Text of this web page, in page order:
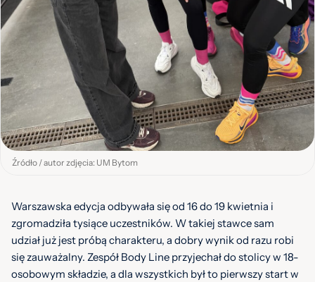
Źródło / autor zdjęcia: UM Bytom
Warszawska edycja odbywała się od 16 do 19 kwietnia i
zgromadziła tysiące uczestników. W takiej stawce sam
udział już jest próbą charakteru, a dobry wynik od razu robi
się zauważalny. Zespół Body Line przyjechał do stolicy w 18-
osobowym składzie, a dla wszystkich był to pierwszy start w